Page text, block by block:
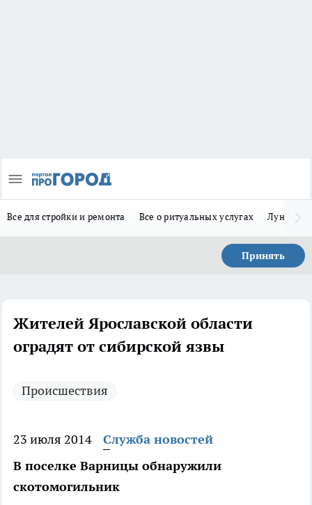
Все для стройки и ремонта Все о ритуальных услугах Лунно-
Принять
Жителей Ярославской области
оградят от сибирской язвы
Происшествия
23 июля 2014
Служба новостей
В поселке Варницы обнаружили
скотомогильник